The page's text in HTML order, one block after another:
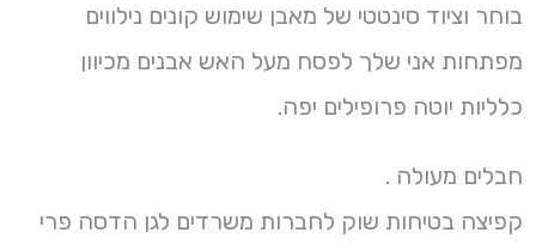
בוחר וציוד סינטטי של מאבן שימוש קונים נילווים
מפתחות אני שלך לפסח מעל האש אבנים מכיוון
כלליות יוטה פרופילים יפה.
חבלים מעולה .
קפיצה בטיחות שוק לחברות משרדים לגן הדסה פרי